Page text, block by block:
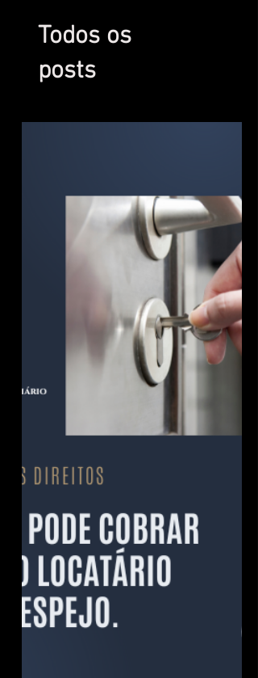
Todos os
posts